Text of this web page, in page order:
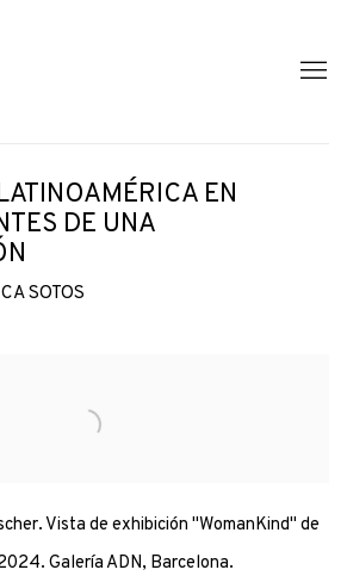
EN
DE UNA
SOTOS
Vista de exhibición "WomanKind" de
Galería ADN, Barcelona.